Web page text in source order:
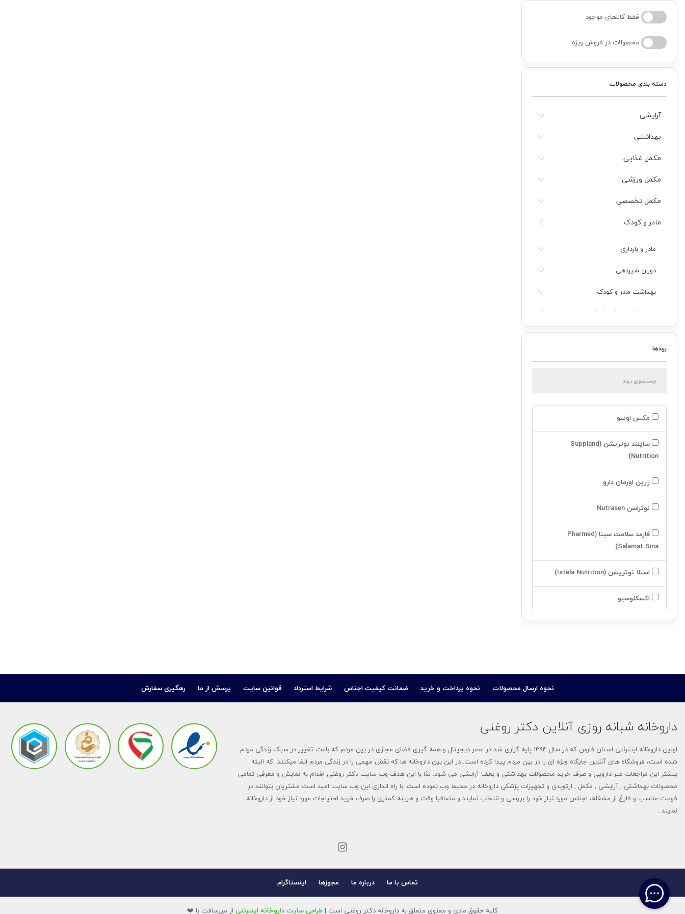
فقط کالاهای موجود
محصولات در فروش ویژه
دسته بندی محصولات
آرایشی
بهداشتی
مکمل غذایی
مکمل ورزشی
مکمل تخصصی
مادر و کودک
مادر و بارداری
دوران شیردهی
بهداشت مادر و کودک
شیرخشک و غذای کودک م
شير خشک نوزادان نارس
از بدو تولد تا ۶ ماهگي
از ۶ ماهگي تا يکسال
از ۲ سال به بالا
از ۳ سال به بالا
شير خشک تخصصي
شير خشک بدون لاکتوز
شير خشک بر پايه سويا
شير خشک ضد آلرژي
فاسکا
نوتريشيا
اس ام اي
ابوت
تروويتال
کوميدامد
هيپ
محصولات زناشویی
برندها
مکس اونیو
ساپلند نوتریشن (Suppland
Nutrition)
زرین اورمان دارو
نوتراسن Nutrasen
فارمد سلامت سینا (Pharmed
Salamat Sina)
استلا نوتریشن (Istela Nutrition)
اکسکلوسیو
آسکولاپیوس
لیلیا هلث کر (Lilia Health Care)
برسام فارمد (Barsam Pharmed)
راد بهین دانش
بی بی اسکین-Baby Skin
نانوهیل - NANOHEAL
آلسینا-Alcina
دلاویگا-Delaviga
نحوه ارسال محصولات نحوه پرداخت و خرید ضمانت کیفیت اجناس شرایط استرداد قوانین سایت پرسش از ما رهگیری سفارش
داروخانه شبانه روزی آنلاین دکتر روغنی
اولین داروخانه اینترنتی استان فارس که در سال ۱۳۹۴ پایه گزاری شد در عصر دیجیتال و همه گیری فضای مجازی در بین مردم که باعث تغییر در سبک زندگی مردم
شده است، فروشگاه های آنلاین جایگاه ویژه ای را در بین مردم پیدا کرده است. در این بین داروخانه ها که نقش مهمی را در زندگی مردم ایفا میکنند که البته
بیشتر این مراجعات غیر دارویی و صرف خرید محصولات بهداشتی و بعضا آرایشی می شود. لذا با این هدف وب سایت دکتر روغنی اقدام به نمایش و معرفی تمامی
محصولات بهداشتی , آرایشی , مکمل , ارتوپدی و تجهیزات پزشکی داروخانه در محیط وب نموده است. با راه اندازی این وب سایت امید است مشتریان بتوانند در
فرصت مناسب و فارغ از مشغله، اجناس مورد نیاز خود را بررسی و انتخاب نمایند و متعاقبا وقت و هزینه کمتری را صرف خرید احتیاجات مورد نیاز خود از داروخانه
نمایند .
تماس با ما درباره ما مجوزها اینستاگرام
کلیه حقوق مادی و معنوی متعلق به داروخانه دکتر روغنی است |طراحی سایت داروخانه اینترنتی از میرسافت با ❤️